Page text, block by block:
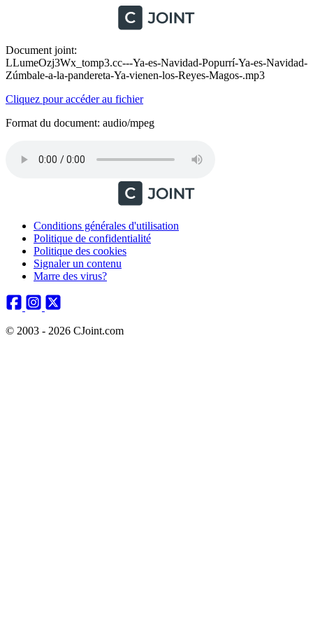
Document joint:
LLumeOzj3Wx_tomp3.cc---Ya-es-Navidad-Popurrí-Ya-es-Navidad-
Zúmbale-a-la-pandereta-Ya-vienen-los-Reyes-Magos-.mp3
Cliquez pour accéder au fichier
Format du document: audio/mpeg
Conditions générales d'utilisation
Politique de confidentialité
Politique des cookies
Signaler un contenu
Marre des virus?
© 2003 - 2026 CJoint.com